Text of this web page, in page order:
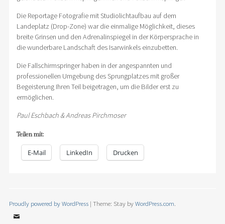
Die Reportage Fotografie mit Studiolichtaufbau auf dem
Landeplatz (Drop-Zone) war die einmalige Möglichkeit, dieses
breite Grinsen und den Adrenalinspiegel in der Körpersprache in
die wunderbare Landschaft des Isarwinkels einzubetten.
Die Fallschirmspringer haben in der angespannten und
professionellen Umgebung des Sprungplatzes mit großer
Begeisterung Ihren Teil beigetragen, um die Bilder erst zu
ermöglichen.
Paul Eschbach & Andreas Pirchmoser
Teilen mit:
E-Mail LinkedIn Drucken
Proudly powered by WordPress | Theme: Stay byWordPress.com.